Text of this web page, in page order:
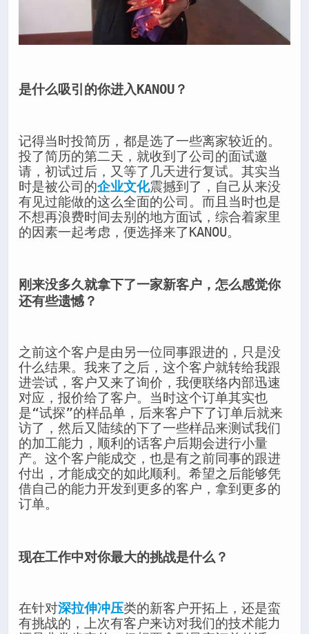
是什么吸引的你进入KANOU？
记得当时投简历，都是选了一些离家较近的。
投了简历的第二天，就收到了公司的面试邀
请，初试过后，又等了几天进行复试。其实当
时是被公司的企业文化震撼到了，自己从来没
有见过能做的这么全面的公司。而且当时也是
不想再浪费时间去别的地方面试，综合着家里
的因素一起考虑，便选择来了KANOU。
刚来没多久就拿下了一家新客户，怎么感觉你
还有些遗憾？
之前这个客户是由另一位同事跟进的，只是没
什么结果。我来了之后，这个客户就转给我跟
进尝试，客户又来了询价，我便联络内部迅速
对应，报价给了客户。当时这个订单其实也
是“试探”的样品单，后来客户下了订单后就来
访了，然后又陆续的下了一些样品来测试我们
的加工能力，顺利的话客户后期会进行小量
产。这个客户能成交，也是有之前同事的跟进
付出，才能成交的如此顺利。希望之后能够凭
借自己的能力开发到更多的客户，拿到更多的
订单。
现在工作中对你最大的挑战是什么？
在针对深拉伸冲压类的新客户开拓上，还是蛮
有挑战的，上次有客户来访对我们的技术能力